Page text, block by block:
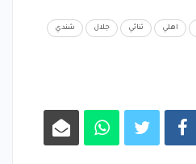
اهلي ثنائي جلال شندي